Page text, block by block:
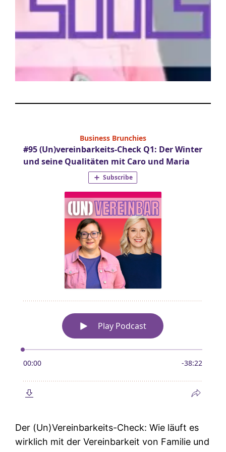
Der (Un)Vereinbarkeits-Check: Wie läuft es
wirklich mit der Vereinbarkeit von Familie und